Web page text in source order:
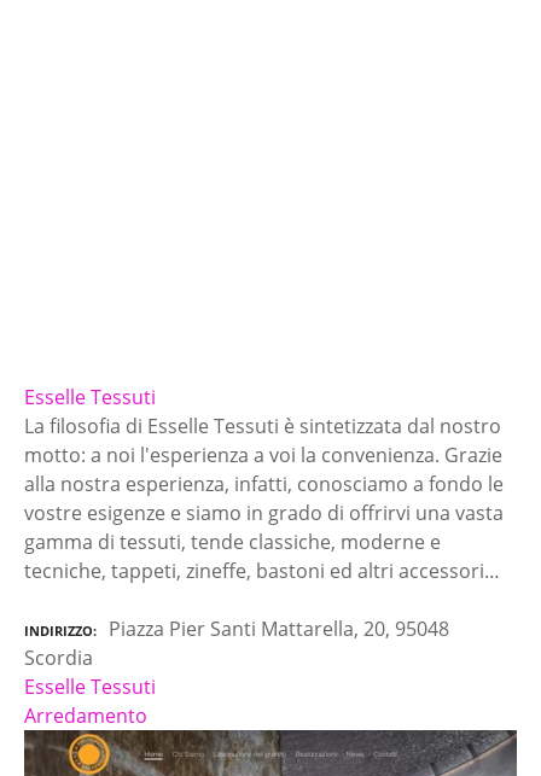
Esselle Tessuti
La filosofia di Esselle Tessuti è sintetizzata dal nostro
motto: a noi l'esperienza a voi la convenienza. Grazie
alla nostra esperienza, infatti, conosciamo a fondo le
vostre esigenze e siamo in grado di offrirvi una vasta
gamma di tessuti, tende classiche, moderne e
tecniche, tappeti, zineffe, bastoni ed altri accessori…
INDIRIZZO
Piazza Pier Santi Mattarella, 20, 95048
Scordia
Esselle Tessuti
Arredamento